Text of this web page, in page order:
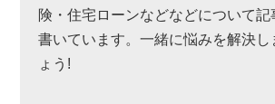
険・住宅ローンなどなどについて記
書いています。一緒に悩みを解決し
ょう!